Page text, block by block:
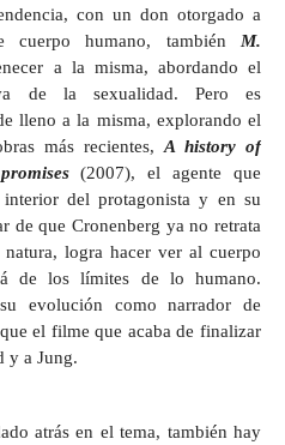
con un don otorgado a
cuerpo humano, también M.
a la misma, abordando el
de la sexualidad. Pero es
lleno a la misma, explorando el
más recientes,A history of
(2007), el agente que
del protagonista y en su
de que Cronenberg ya no retrata
logra hacer ver al cuerpo
de los límites de lo humano.
evolución como narrador de
el filme que acaba de finalizar
y a Jung.
atrás en el tema, también hay